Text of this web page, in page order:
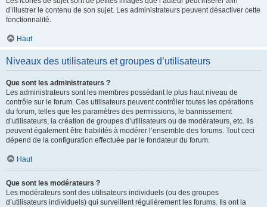
d’illustrer le contenu de son sujet. Les administrateurs peuvent désactiver cette
fonctionnalité.
Haut
Niveaux des utilisateurs et groupes d’utilisateurs
Que sont les administrateurs ?
Les administrateurs sont les membres possédant le plus haut niveau de
contrôle sur le forum. Ces utilisateurs peuvent contrôler toutes les opérations
du forum, telles que les paramètres des permissions, le bannissement
d’utilisateurs, la création de groupes d’utilisateurs ou de modérateurs, etc. Ils
peuvent également être habilités à modérer l’ensemble des forums. Tout ceci
dépend de la configuration effectuée par le fondateur du forum.
Haut
Que sont les modérateurs ?
Les modérateurs sont des utilisateurs individuels (ou des groupes
d’utilisateurs individuels) qui surveillent régulièrement les forums. Ils ont la